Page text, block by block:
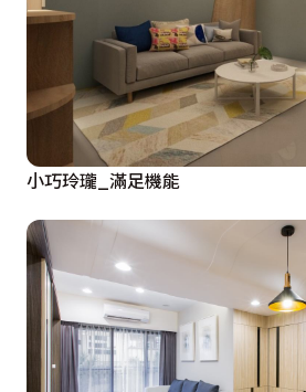
小巧玲瓏_滿足機能